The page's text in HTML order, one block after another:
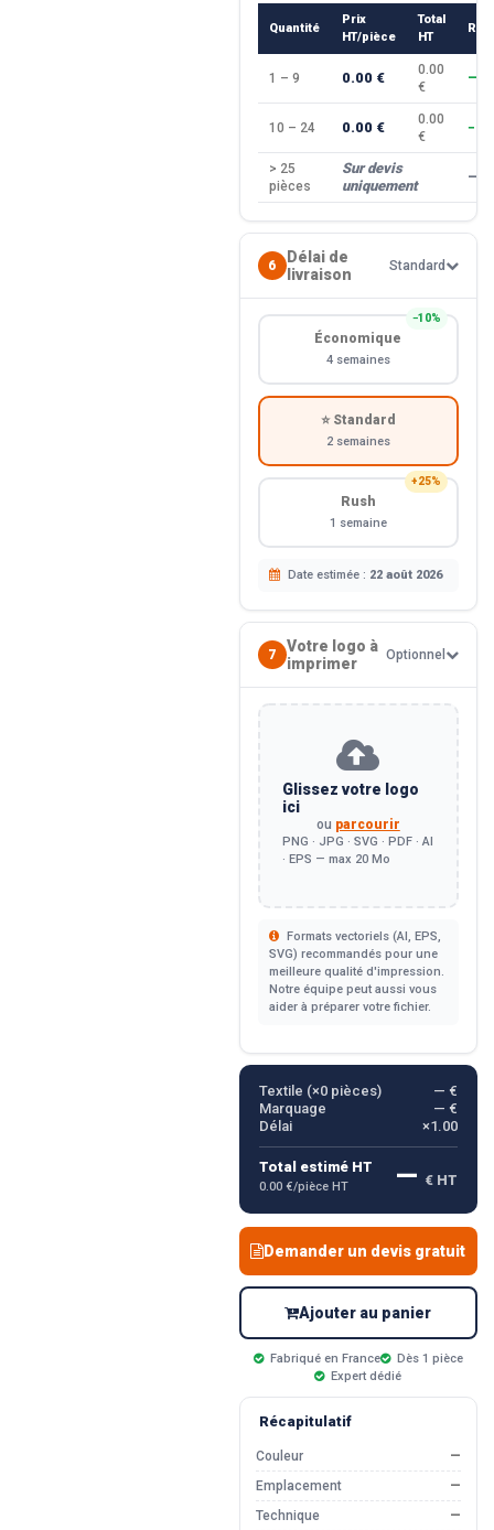
Quantité
Prix
HT/pièce
Total
HT
1 – 9 0.00 €
0.00
€
—
10 – 24 0.00 €
0.00
€
> 25
pièces
Sur devis
uniquement
—
6
Délai de
livraison
Standard
−10%
Économique
4 semaines
⭐ Standard
2 semaines
+25%
Rush
1 semaine
Date estimée : 22 août 2026
7
Votre logo à
imprimer
Optionnel
Glissez votre logo
ici
ou parcourir
PNG · JPG · SVG · PDF · AI
· EPS — max 20 Mo
Formats vectoriels (AI, EPS,
SVG) recommandés pour une
meilleure qualité d'impression.
Notre équipe peut aussi vous
aider à préparer votre fichier.
Textile (×0pièces)
— €
Marquage
— €
Délai
×1.00
Total estimé HT
0.00 €/pièce HT — € HT
Demander un devis gratuit
Ajouter au panier
Fabriqué en France
Dès 1 pièce
Expert dédié
Récapitulatif
Couleur
—
Emplacement
—
Technique
—